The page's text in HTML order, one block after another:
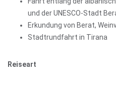
und der UNESCO-Stadt
Erkundung von Berat,
Stadtrundfahrt in Tirana
Reiseart